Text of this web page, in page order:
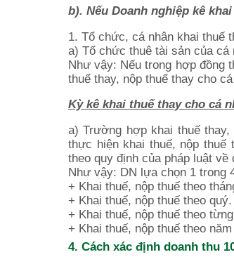
b). Nếu Doanh nghiệp kê
1. Tổ chức, cá nhân khai thuế
a) Tổ chức thuê tài sản của cá
Như vậy: Nếu trong hợp đồng
thuế thay, nộp thuế thay cho
Kỳ kê khai thuế thay cho cá
a) Trường hợp khai thuế
thực hiện khai thuế, nộp thuế
theo quy định của pháp luật về
Như vậy: DN lựa chọn 1 trong
+ Khai thuế, nộp thuế theo
+ Khai thuế, nộp thuế theo quý.
+ Khai thuế, nộp thuế theo
+ Khai thuế, nộp thuế theo
4. Cách xác định doanh thu